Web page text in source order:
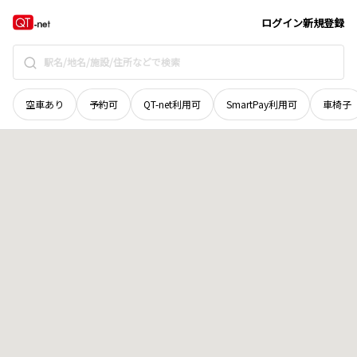
ログイン新規登録
空車あり 予約可 QT-net利用可 SmartPay利用可 車椅子
徳島県